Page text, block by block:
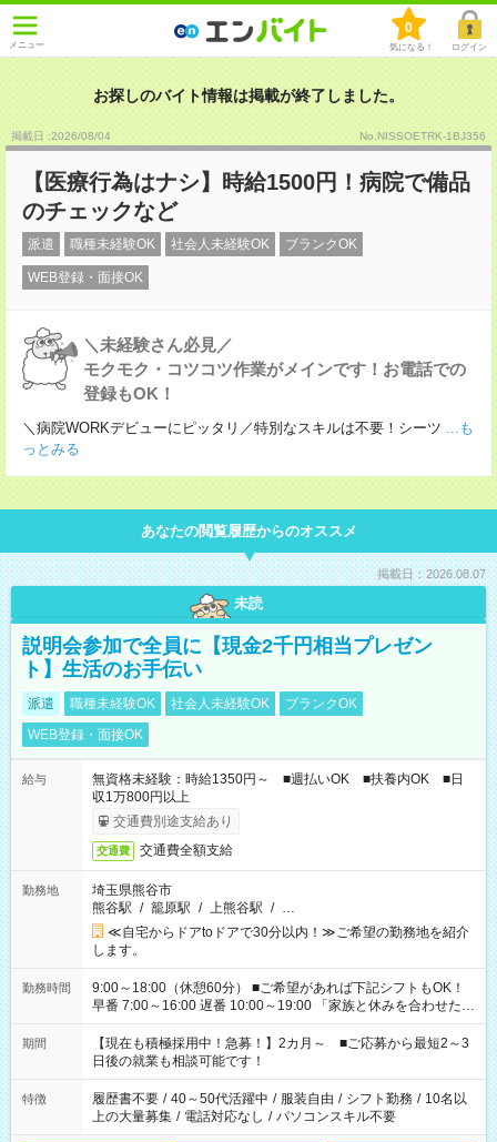
メニュー
0
気になる！ ログイン
お探しのバイト情報は掲載が終了しました。
掲載日 :2026/08/04 No.NISSOETRK-1BJ356
【医療行為はナシ】時給1500円！病院で備品
のチェックなど
派遣 職種未経験OK 社会人未経験OK ブランクOK
WEB登録・面接OK
＼未経験さん必見／
モクモク・コツコツ作業がメインです！お電話での
登録もOK！
＼病院WORKデビューにピッタリ／特別なスキルは不要！シーツ ...も
っとみる
あなたの閲覧履歴からのオススメ
掲載日：2026.08.07
未読
説明会参加で全員に【現金2千円相当プレゼン
ト】生活のお手伝い
派遣 職種未経験OK 社会人未経験OK
ブランクOK
WEB登録・面接OK
給与
無資格未経験：時給1350円～ ■週払いOK ■扶養内OK ■日
収1万800円以上
交通費別途支給あり
交通費 交通費全額支給
勤務地
埼玉県熊谷市
熊谷駅 / 籠原駅 / 上熊谷駅 / …
≪自宅からドアtoドアで30分以内！≫ご希望の勤務地を紹介
します。
勤務時間
9:00～18:00（休憩60分） ■ご希望があれば下記シフトもOK！
早番 7:00～16:00 遅番 10:00～19:00 「家族と休みを合わせた
い」 「余裕を持って夕飯の準備がしたい」 「できれば残業はし
たくない」 など、ご希望を教えてくださいね。 ※Wワーク希望
の方へ 今ご覧のお仕事で希望する勤務時間と、もう1つのお仕事
の勤務時間。 合計で週40時間を超える場合は応募できません。
期間
【現在も積極採用中！急募！】2カ月～ ■ご応募から最短2～3
日後の就業も相談可能です！
特徴 履歴書不要 / 40～50代活躍中 / 服装自由 / シフト勤務 / 10名以
上の大量募集 / 電話対応なし / パソコンスキル不要